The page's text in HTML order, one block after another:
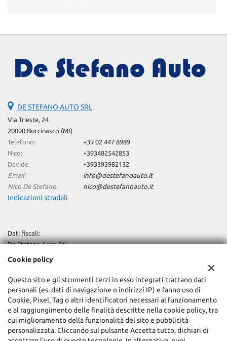
DE STEFANO AUTO SRL
Via Trieste, 24
20090 Buccinasco (MI)
Telefono:
+39 02 447 8989
Nico:
+393482542853
Davide:
+393393982132
Email:
info@destefanoauto.it
Nico De Stefano:
nico@destefanoauto.it
Indicazioni stradali
Dati fiscali:
De Stefano Auto Srl
Via Trieste, 24, Buccinasco (MI)
Registro delle imprese:MI
REA:MI-1577629
Capitale sociale: € €10.000 i.v.
Cookie policy
Questo sito e gli strumenti terzi in esso integrati trattano dati
personali (es. dati di navigazione o indirizzi IP) e fanno uso di
Cookie, Pixel, Tag o altri identificatori necessari al funzionamento
e al raggiungimento delle finalità descritte nella cookie policy, tra
cui miglioramento della funzionalità del sito e pubblicità
personalizzata. Cliccando sul pulsante Accetta tutto, dichiari di